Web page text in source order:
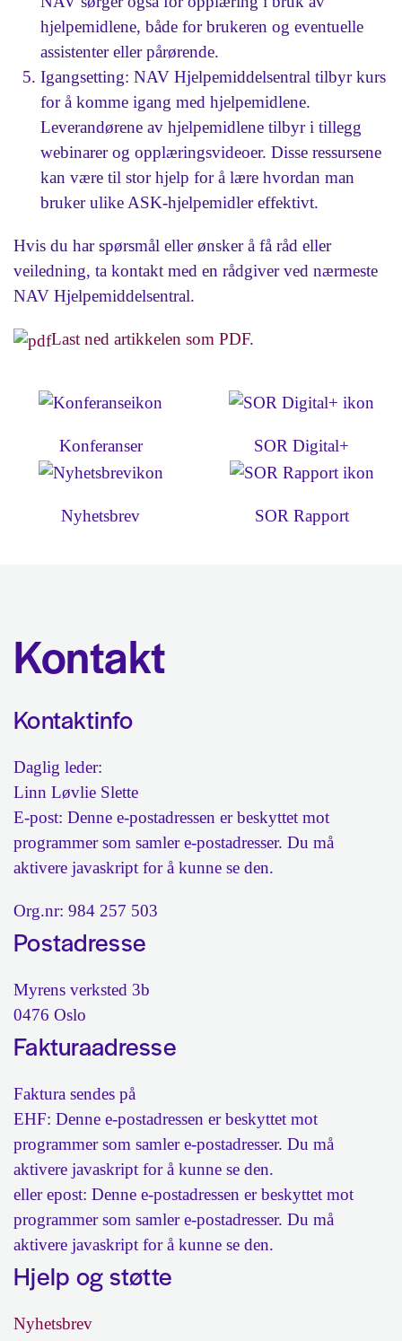
hjelpemidlene, både for brukeren og eventuelle
assistenter eller pårørende.
Igangsetting: NAV Hjelpemiddelsentral tilbyr kurs
for å komme igang med hjelpemidlene.
Leverandørene av hjelpemidlene tilbyr i tillegg
webinarer og opplæringsvideoer. Disse ressursene
kan være til stor hjelp for å lære hvordan man
bruker ulike ASK-hjelpemidler effektivt.
Hvis du har spørsmål eller ønsker å få råd eller
veiledning, ta kontakt med en rådgiver ved nærmeste
NAV Hjelpemiddelsentral.
Last ned artikkelen som PDF.
Konferanser SOR Digital+
Nyhetsbrev SOR Rapport
Kontakt
Kontaktinfo
Daglig leder:
Linn Løvlie Slette
E-post: Denne e-postadressen er beskyttet mot
programmer som samler e-postadresser. Du må
aktivere javaskript for å kunne se den.
Org.nr: 984 257 503
Postadresse
Myrens verksted 3b
0476 Oslo
Fakturaadresse
Faktura sendes på
EHF: Denne e-postadressen er beskyttet mot
programmer som samler e-postadresser. Du må
aktivere javaskript for å kunne se den.
eller epost: Denne e-postadressen er beskyttet mot
programmer som samler e-postadresser. Du må
aktivere javaskript for å kunne se den.
Hjelp og støtte
Nyhetsbrev